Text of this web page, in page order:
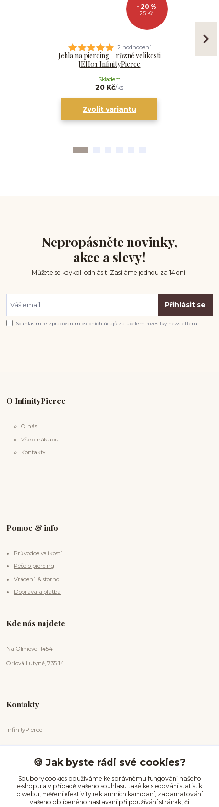
25 Kč
- 20 %
2 hodnocení
Jehla na piercing – různé velikosti
JEH01 InfinityPierce
20 Kč/ks
Skladem
Zvolit variantu
Nepropásněte novinky,
akce a slevy!
Můžete se kdykoli odhlásit. Zasíláme jednou za 14 dní.
Přihlásit se
Souhlasím se zpracováním osobních údajů za účelem rozesílky newsletteru.
O InfinityPierce
O nás
Vše o nákupu
Kontakty
Pomoc & info
Průvodce velikostí
Péče o piercing
Vrácení & storno
Doprava a platba
Kde nás najdete
Na Olmovci 1454
Orlová Lutyně, 735 14
Kontakty
InfinityPierce
+420 731 681 038
(Po-Ne, 9-18 hod.)
info@infinitypierce.cz
🍪 Jak byste rádi své cookies?
Soubory cookies používáme ke správnému fungování našeho
e-shopu a v případě vašeho souhlasu také ke sledování statistik
o webu, měření efektivity reklamních kampaní, zapamatování
vašeho oblíbeného nastavení při používání stránek, či